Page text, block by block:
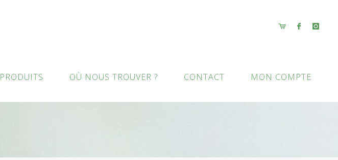
PRODUITS OÙ NOUS TROUVER ? CONTACT MON COMPTE